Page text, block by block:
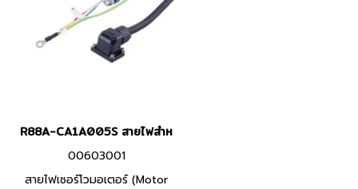
R88A-CA1A005S สายไฟสำหรับเซอร์โวมอเตอร์
00603001
สายไฟเซอร์โวมอเตอร์ (Motor